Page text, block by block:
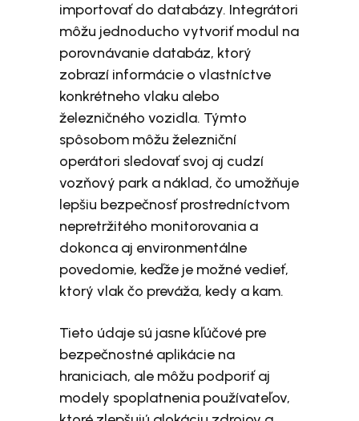
importovať do databázy. Integrátori
môžu jednoducho vytvoriť modul na
porovnávanie databáz, ktorý
zobrazí informácie o vlastníctve
konkrétneho vlaku alebo
železničného vozidla. Týmto
spôsobom môžu železniční
operátori sledovať svoj aj cudzí
vozňový park a náklad, čo umožňuje
lepšiu bezpečnosť prostredníctvom
nepretržitého monitorovania a
dokonca aj environmentálne
povedomie, keďže je možné vedieť,
ktorý vlak čo preváža, kedy a kam.
Tieto údaje sú jasne kľúčové pre
bezpečnostné aplikácie na
hraniciach, ale môžu podporiť aj
modely spoplatnenia používateľov,